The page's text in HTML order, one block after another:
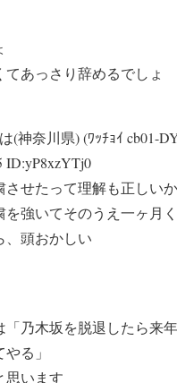
てあっさり辞めるでしょ
(神奈川県) (ﾜｯﾁｮｲ cb01-
ID:yP8xzYTj0
せたって理解も正しいか
を強いてそのうえ一ヶ月
、頭おかしい
「乃木坂を脱退したら来
る」
思います